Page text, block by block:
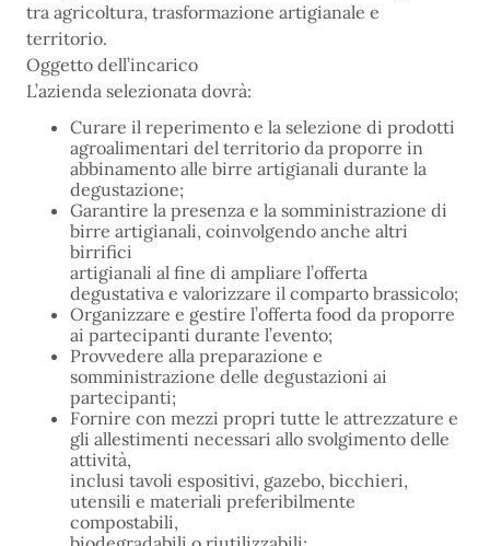
tra agricoltura, trasformazione artigianale e
territorio.
Oggetto dell’incarico
L’azienda selezionata dovrà:
Curare il reperimento e la selezione di prodotti
agroalimentari del territorio da proporre in
abbinamento alle birre artigianali durante la
degustazione;
Garantire la presenza e la somministrazione di
birre artigianali, coinvolgendo anche altri
birrifici
artigianali al fine di ampliare l’offerta
degustativa e valorizzare il comparto brassicolo;
Organizzare e gestire l’offerta food da proporre
ai partecipanti durante l’evento;
Provvedere alla preparazione e
somministrazione delle degustazioni ai
partecipanti;
Fornire con mezzi propri tutte le attrezzature e
gli allestimenti necessari allo svolgimento delle
attività,
inclusi tavoli espositivi, gazebo, bicchieri,
utensili e materiali preferibilmente
compostabili,